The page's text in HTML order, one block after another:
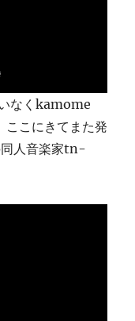
なくkamome
こにきてまた発
同人音楽家tn-